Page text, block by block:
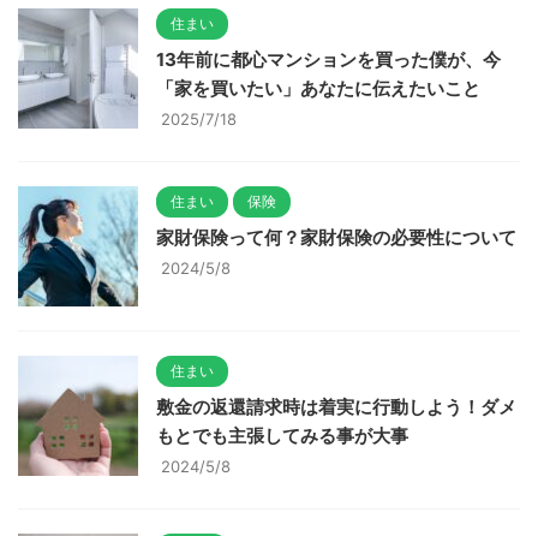
住まい
13年前に都心マンションを買った僕が、今
「家を買いたい」あなたに伝えたいこと
2025/7/18
住まい 保険
家財保険って何？家財保険の必要性について
2024/5/8
住まい
敷金の返還請求時は着実に行動しよう！ダメ
もとでも主張してみる事が大事
2024/5/8